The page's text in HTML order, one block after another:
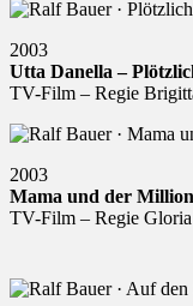
2003
Utta Danella –
TV-Film – Regie
2003
Mama und der
TV-Film – Regie